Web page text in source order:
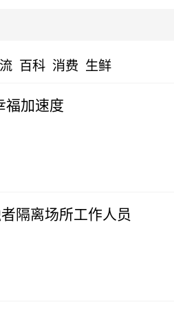
百科 消费 生鲜
福加速度
隔离场所工作人员